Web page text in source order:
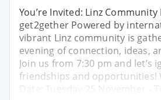
You’re Invited: Linz
get2gether Powered by
vibrant Linz community is
evening of connection, ideas,
Join us from 7:30 pm and let’s
friendships and opportunities!
Date: Tuesday 25 November -